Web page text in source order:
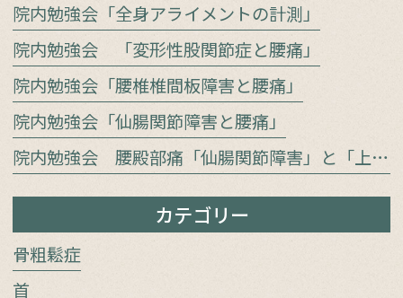
院内勉強会「全身アライメントの計測」
院内勉強会 「変形性股関節症と腰痛」
院内勉強会「腰椎椎間板障害と腰痛」
院内勉強会「仙腸関節障害と腰痛」
院内勉強会 腰殿部痛「仙腸関節障害」と「上殿皮神経／中殿皮神経障害」をどう見極めるか
カテゴリー
骨粗鬆症
首